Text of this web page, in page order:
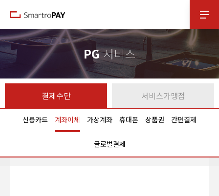
PG서비스
결제수단 서비스가맹점
신용카드 계좌이체 가상계좌 휴대폰 상품권 간편결제
글로벌결제